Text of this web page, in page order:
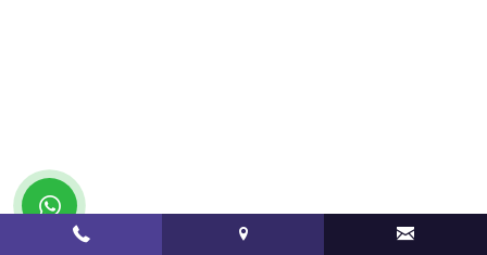
whatsapp